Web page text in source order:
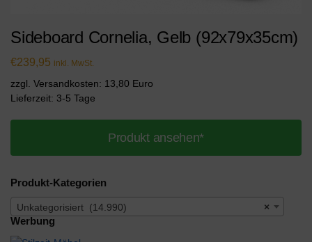
Sideboard Cornelia, Gelb (92x79x35cm)
€239,95 inkl. MwSt.
zzgl. Versandkosten: 13,80 Euro
Lieferzeit: 3-5 Tage
Produkt ansehen*
Produkt-Kategorien
×
Unkategorisiert (14.990)
Werbung